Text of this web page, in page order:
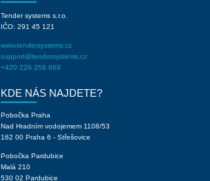
Tender systems s.r.o.
IČO: 291 45 121
www.tendersystems.cz
support@tendersystems.cz
+420 226 258 888
KDE NÁS NAJDETE?
Pobočka Praha
Nad Hradním vodojemem 1108/53
162 00 Praha 6 - Střešovice
Pobočka Pardubice
Malá 210
530 02 Pardubice